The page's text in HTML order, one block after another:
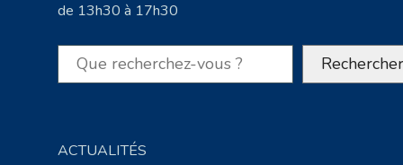
de 13h30 à 17h30
Rechercher Rechercher
ACTUALITÉS